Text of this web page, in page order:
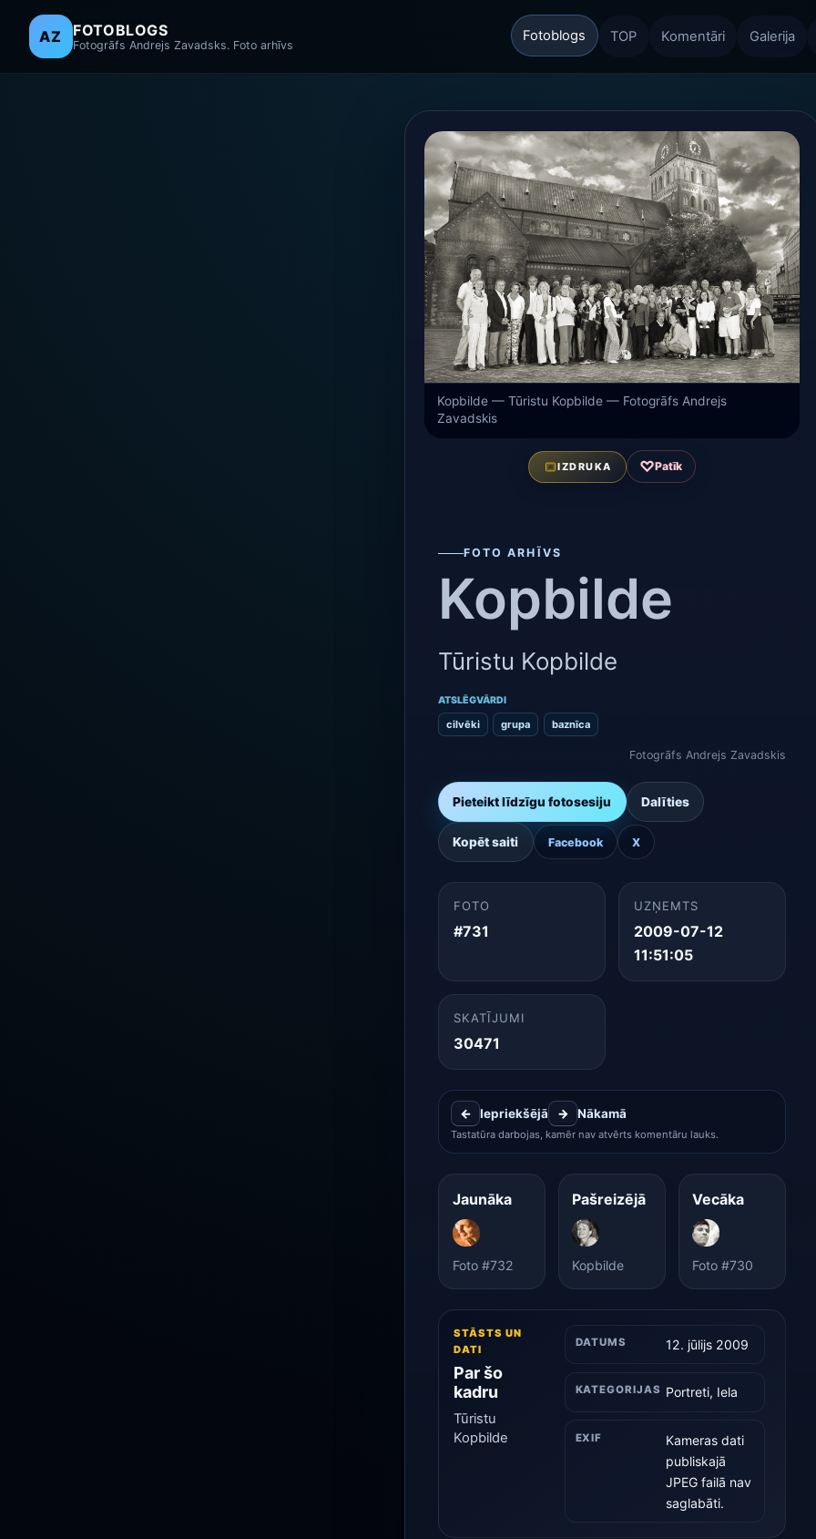
AZ FOTOBLOGS
Fotogrāfs Andrejs Zavadsks. Foto arhīvs
Fotoblogs TOP Komentāri Galerija
Kopbilde — Tūristu Kopbilde — Fotogrāfs Andrejs
Zavadskis
IZDRUKA ♡Patīk
FOTO ARHĪVS
Kopbilde
Tūristu Kopbilde
ATSLĒGVĀRDI
cilvēki grupa baznīca
Fotogrāfs Andrejs Zavadskis
Pieteikt līdzīgu fotosesiju Dalīties
Kopēt saiti Facebook X
FOTO
#731
UZŅEMTS
2009-07-12
11:51:05
SKATĪJUMI
30471
← Iepriekšējā → Nākamā
Tastatūra darbojas, kamēr nav atvērts komentāru lauks.
Jaunāka
Foto #732
Pašreizējā
Kopbilde
Vecāka
Foto #730
STĀSTS UN
DATI
Par šo
kadru
Tūristu
Kopbilde
DATUMS 12. jūlijs 2009
KATEGORIJAS Portreti, Iela
EXIF
Kameras dati
publiskajā
JPEG failā nav
saglabāti.